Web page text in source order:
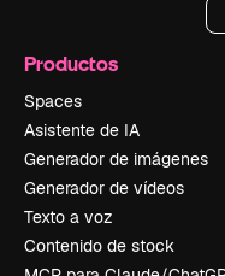
Productos
Spaces
Asistente de IA
Generador de imágenes
Generador de vídeos
Texto a voz
Contenido de stock